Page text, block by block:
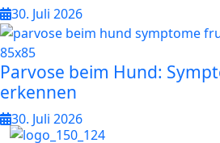
30. Juli 2026
Parvose beim Hund:
erkennen
30. Juli 2026